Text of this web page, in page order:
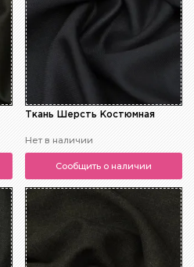
Ткань Шерсть Костюмная
Нет в наличии
Сообщить о наличии